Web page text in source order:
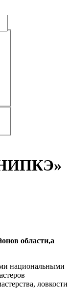
области,а
национальными
ловкости